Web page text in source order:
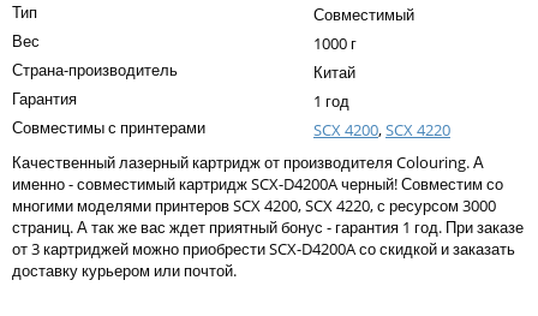
Samsung
Sharp
Toshiba
Xerox
Для франкировальной машины
Тип
Совместимый
Вес
1000 г
Страна-производитель
Китай
Гарантия
1 год
Совместимы с принтерами
SCX 4200,SCX 4220
Качественный лазерный картридж от производителя Colouring. А
именно - совместимый картридж SCX-D4200A черный! Совместим со
многими моделями принтеров SCX 4200, SCX 4220, с ресурсом 3000
страниц. А так же вас ждет приятный бонус - гарантия 1 год. При заказе
от 3 картриджей можно приобрести SCX-D4200A со скидкой и заказать
доставку курьером или почтой.